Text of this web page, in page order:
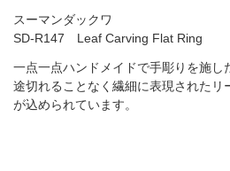
スーマンダックワ
SD-R147 Leaf Carving Flat Ring
一点一点ハンドメイドで手彫りを施し
途切れることなく繊細に表現されたリ
が込められています。